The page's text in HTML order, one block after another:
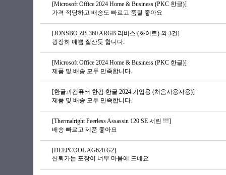
[Microsoft Office 2024 Home & Business (PKC 한글)]
가격 적당하고 배송도 빠르고 품질 좋아요
[JONSBO ZB-360 ARGB 리버스 (화이트) 외 3건]
굉장히 예쁨 잘산듯 합니다.
[Microsoft Office 2024 Home & Business (PKC 한글)]
제품 및 배송 모두 만족합니다.
[한글과컴퓨터 한컴 한글 2024 기업용 (처음사용자용)]
제품 및 배송 모두 만족합니다.
[Thermalright Peerless Assassin 120 SE 서린 !!!]
배송 빠르고 제품 좋아요
[DEEPCOOL AG620 G2]
신뢰가는 포장이 너무 마음에 드네요